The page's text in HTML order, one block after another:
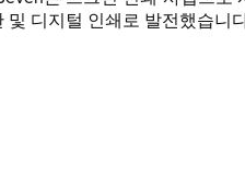
디지털 인쇄로 발전했습니